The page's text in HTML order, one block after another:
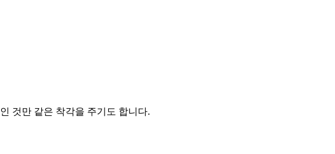
것만 같은 착각을 주기도 합니다.